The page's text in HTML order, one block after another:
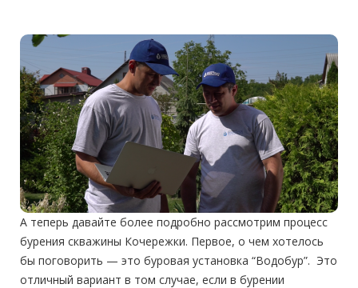
А теперь давайте более подробно рассмотрим процесс
бурения скважины Кочережки. Первое, о чем хотелось
бы поговорить — это буровая установка “Водобур”. Это
отличный вариант в том случае, если в бурении